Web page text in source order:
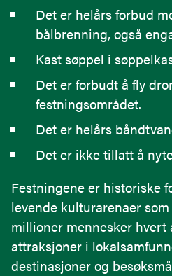
Det er helårs forbud
bålbrenning, også
Kast søppel i
Det er forbudt å fly
festningsområdet.
Det er helårs
Det er ikke tillatt å
Festningene er historiske
levende kulturarenaer
millioner mennesker hvert
attraksjoner i
destinasjoner og